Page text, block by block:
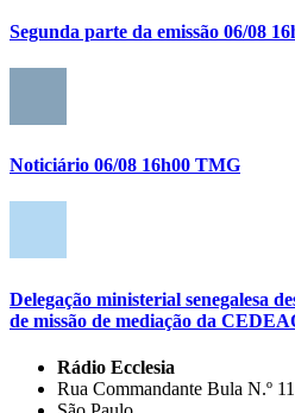
Segunda parte da emissão 06/08
Noticiário 06/08 16h00 TMG
Delegação ministerial senegalesa
de missão de mediação da
Rádio Ecclesia
Rua Commandante Bula N.º